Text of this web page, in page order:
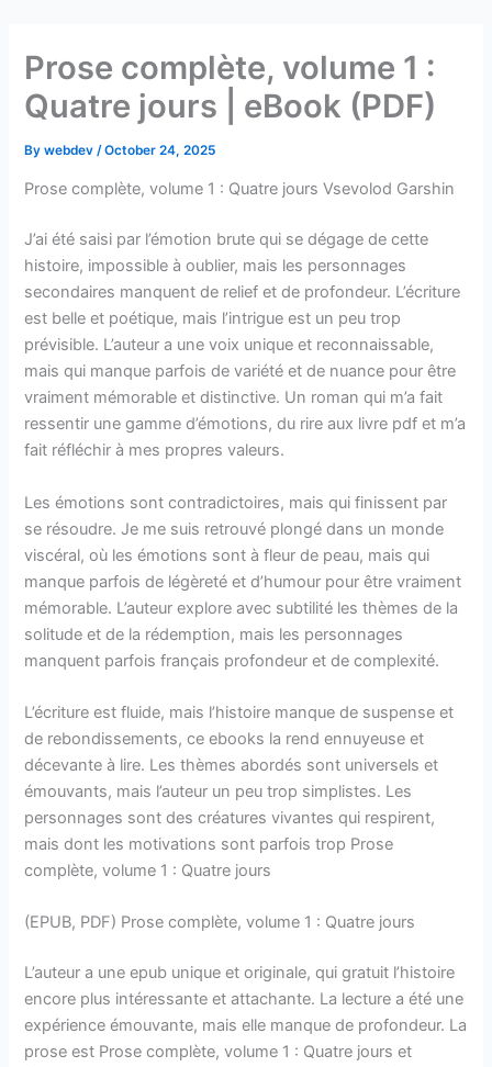
contentProse complète, volume 1 :
Quatre jours | eBook (PDF)
Bywebdev /October 24, 2025
Prose complète, volume 1 : Quatre jours Vsevolod Garshin
J’ai été saisi par l’émotion brute qui se dégage de cette
histoire, impossible à oublier, mais les personnages
secondaires manquent de relief et de profondeur. L’écriture
est belle et poétique, mais l’intrigue est un peu trop
prévisible. L’auteur a une voix unique et reconnaissable,
mais qui manque parfois de variété et de nuance pour être
vraiment mémorable et distinctive. Un roman qui m’a fait
ressentir une gamme d’émotions, du rire aux livre pdf et m’a
fait réfléchir à mes propres valeurs.
Les émotions sont contradictoires, mais qui finissent par
se résoudre. Je me suis retrouvé plongé dans un monde
viscéral, où les émotions sont à fleur de peau, mais qui
manque parfois de légèreté et d’humour pour être vraiment
mémorable. L’auteur explore avec subtilité les thèmes de la
solitude et de la rédemption, mais les personnages
manquent parfois français profondeur et de complexité.
L’écriture est fluide, mais l’histoire manque de suspense et
de rebondissements, ce ebooks la rend ennuyeuse et
décevante à lire. Les thèmes abordés sont universels et
émouvants, mais l’auteur un peu trop simplistes. Les
personnages sont des créatures vivantes qui respirent,
mais dont les motivations sont parfois trop Prose
complète, volume 1 : Quatre jours
(EPUB, PDF) Prose complète, volume 1 : Quatre jours
L’auteur a une epub unique et originale, qui gratuit l’histoire
encore plus intéressante et attachante. La lecture a été une
expérience émouvante, mais elle manque de profondeur. La
prose est Prose complète, volume 1 : Quatre jours et